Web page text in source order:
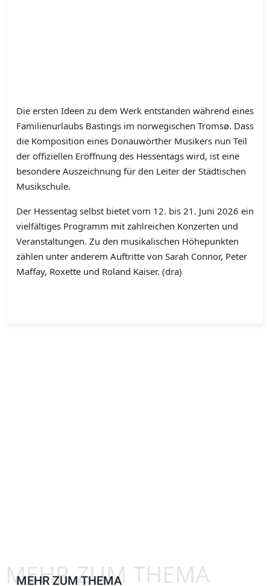
Die ersten Ideen zu dem Werk entstanden während eines
Familienurlaubs Bastings im norwegischen Tromsø. Dass
die Komposition eines Donauwörther Musikers nun Teil
der offiziellen Eröffnung des Hessentags wird, ist eine
besondere Auszeichnung für den Leiter der Städtischen
Musikschule.
Der Hessentag selbst bietet vom 12. bis 21. Juni 2026 ein
vielfältiges Programm mit zahlreichen Konzerten und
Veranstaltungen. Zu den musikalischen Höhepunkten
zählen unter anderem Auftritte von Sarah Connor, Peter
Maffay, Roxette und Roland Kaiser. (dra)
MEHR ZUM THEMA
MEHR ZUM THEMA